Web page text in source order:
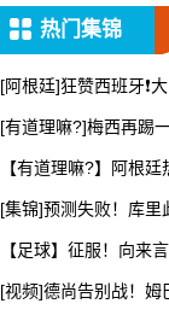
热门集锦
[阿根廷]狂赞西班牙❗
[有道理嘛?]梅西再踢
【有道理嘛?】阿根
[集锦]预测失败！库里
【足球】征服！向来
[视频]德尚告别战！姆